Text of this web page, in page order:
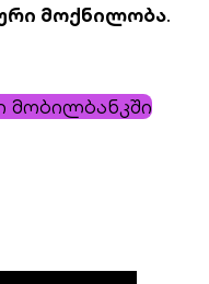
მოქნილობა.
მობილბანკში